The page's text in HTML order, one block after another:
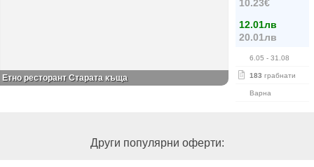
10.23€
12.01лв
20.01лв
6.05 - 31.08
183 грабнати
Варна
Етно ресторант Старата къща
Други популярни оферти: